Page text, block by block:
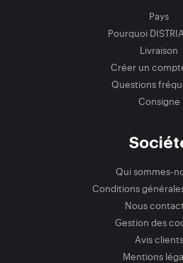
Pays
Pourquoi
Livraison
Créer un
Questions
Consigne
Qui sommes-
Conditions
Nous
Gestion des
Avis clients
Mentions